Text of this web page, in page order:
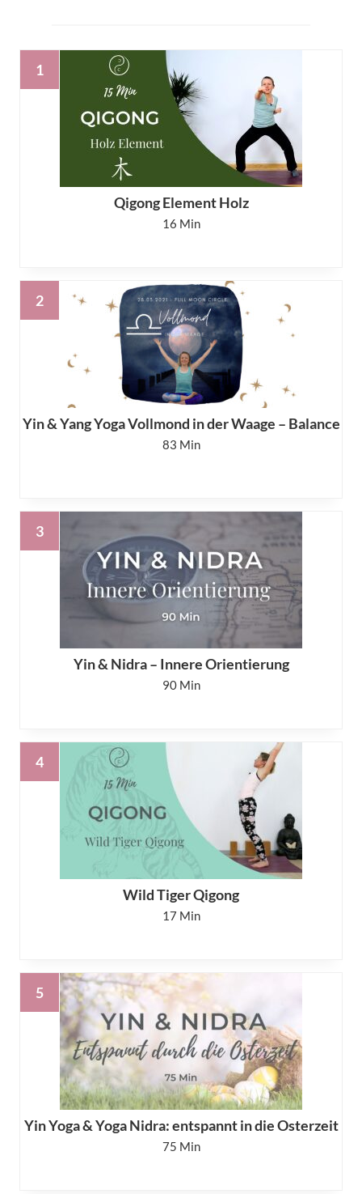
Qigong Element Holz
16
Yin & Yang Yoga Vollmond in der Waage – Balance
83
Yin & Nidra – Innere Orientierung
90
Wild Tiger Qigong
17
Yin Yoga & Yoga Nidra: entspannt in die Osterzeit
75